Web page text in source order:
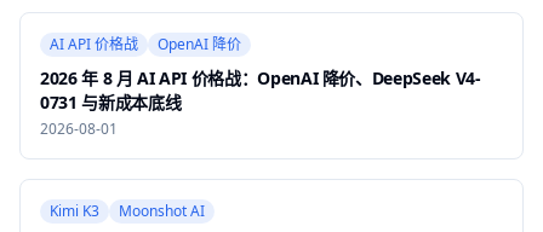
AI API 价格战 OpenAI 降价
2026 年 8 月 AI API 价格战：OpenAI 降价、DeepSeek V4-
0731 与新成本底线
2026-08-01
Kimi K3 Moonshot AI